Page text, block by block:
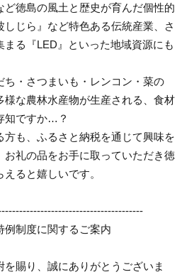
ど徳島の風土と歴史が育んだ個性的
じら』など特色ある伝統産業、さ
まる『LED』といった地域資源にも
・さつまいも・レンコン・菜の
様な農林水産物が生産される、食材
知ですか…？
も、ふるさと納税を通じて興味を
お礼の品をお手に取っていただき徳
ると嬉しいです。
例制度に関するご案内
賜り、誠にありがとうございま